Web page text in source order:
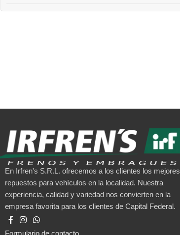
En Irfren's S.R.L. ofrecemos a los clientes los mejores
repuestos para vehículos en la localidad. Nuestra
experiencia, calidad y variedad nos convierten en la
empresa favorita para los clientes de Capital Federal.